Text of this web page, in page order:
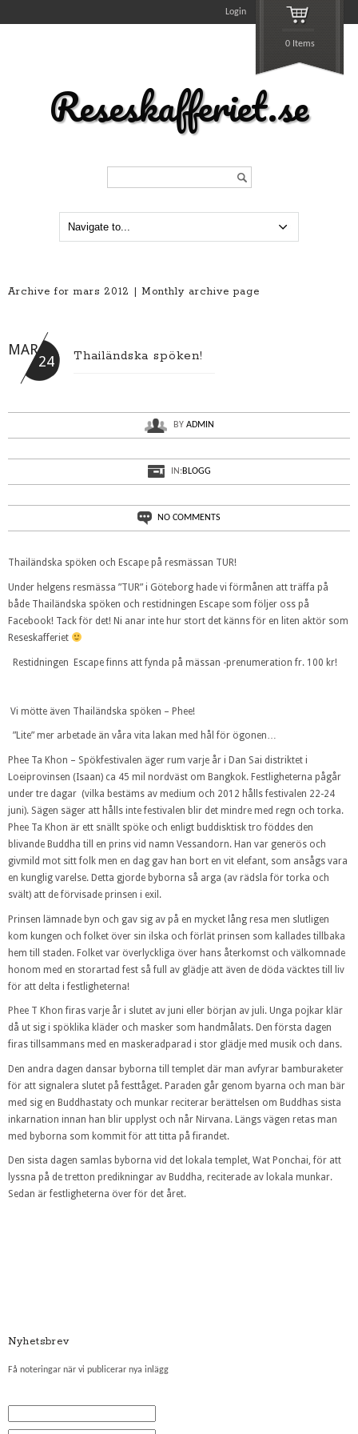
Login
0 Items
Reseskafferiet.se
Archive for mars 2012 | Monthly archive page
MAR
24 Thailändska spöken!
BY ADMIN
IN:BLOGG
NO COMMENTS
Thailändska spöken och Escape på resmässan TUR!
Under helgens resmässa ”TUR” i Göteborg hade vi förmånen att träffa på
både Thailändska spöken och restidningen Escape som följer oss på
Facebook! Tack för det! Ni anar inte hur stort det känns för en liten aktör som
Reseskafferiet
Restidningen Escape finns att fynda på mässan -prenumeration fr. 100 kr!
Vi mötte även Thailändska spöken – Phee!
”Lite” mer arbetade än våra vita lakan med hål för ögonen…
Phee Ta Khon – Spökfestivalen äger rum varje år i Dan Sai distriktet i
Loeiprovinsen (Isaan) ca 45 mil nordväst om Bangkok. Festligheterna pågår
under tre dagar (vilka bestäms av medium och 2012 hålls festivalen 22-24
juni). Sägen säger att hålls inte festivalen blir det mindre med regn och torka.
Phee Ta Khon är ett snällt spöke och enligt buddisktisk tro föddes den
blivande Buddha till en prins vid namn Vessandorn. Han var generös och
givmild mot sitt folk men en dag gav han bort en vit elefant, som ansågs vara
en kunglig varelse. Detta gjorde byborna så arga (av rädsla för torka och
svält) att de förvisade prinsen i exil.
Prinsen lämnade byn och gav sig av på en mycket lång resa men slutligen
kom kungen och folket över sin ilska och förlät prinsen som kallades tillbaka
hem till staden. Folket var överlyckliga över hans återkomst och välkomnade
honom med en storartad fest så full av glädje att även de döda väcktes till liv
för att delta i festligheterna!
Phee T Khon firas varje år i slutet av juni eller början av juli. Unga pojkar klär
då ut sig i spöklika kläder och masker som handmålats. Den första dagen
firas tillsammans med en maskeradparad i stor glädje med musik och dans.
Den andra dagen dansar byborna till templet där man avfyrar bamburaketer
för att signalera slutet på festtåget. Paraden går genom byarna och man bär
med sig en Buddhastaty och munkar reciterar berättelsen om Buddhas sista
inkarnation innan han blir upplyst och når Nirvana. Längs vägen retas man
med byborna som kommit för att titta på firandet.
Den sista dagen samlas byborna vid det lokala templet, Wat Ponchai, för att
lyssna på de tretton predikningar av Buddha, reciterade av lokala munkar.
Sedan är festligheterna över för det året.
Nyhetsbrev
Få noteringar när vi publicerar nya inlägg